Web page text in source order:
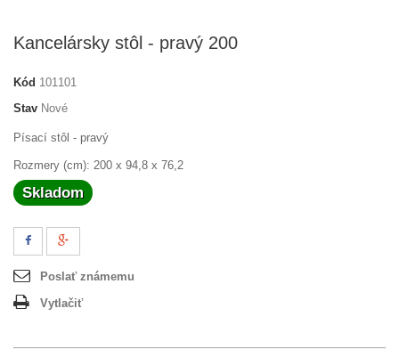
Kancelársky stôl - pravý 200
Kód 101101
Stav Nové
Písací stôl - pravý
Rozmery (cm): 200 x 94,8 x 76,2
Skladom
Poslať známemu
Vytlačiť